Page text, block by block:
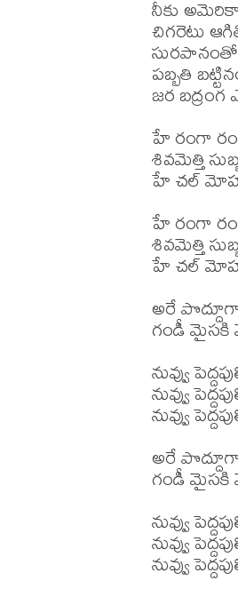
నీకు
చిగరెటు
పబ్బతి
జర బద్రంగ
హే రంగా
శివమెత్తి
హే చల్
హే రంగా
శివమెత్తి
హే చల్
అరే
గండీ మైసకి
నువ్వు
నువ్వు
నువ్వు
అరే
గండీ మైసకి
నువ్వు
నువ్వు
నువ్వు